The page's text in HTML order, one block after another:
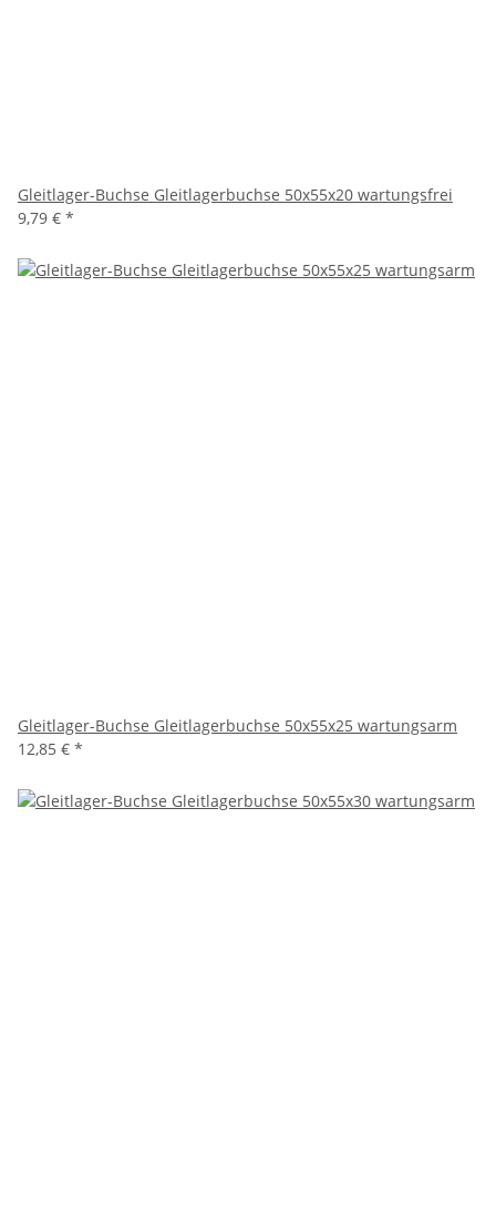
Gleitlager-Buchse Gleitlagerbuchse 50x55x20 wartungsfrei
9,79 € *
Gleitlager-Buchse Gleitlagerbuchse 50x55x25 wartungsarm
12,85 € *